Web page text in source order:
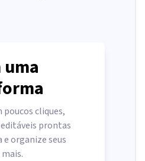
uma
poucos cliques,
prontas
e organize seus